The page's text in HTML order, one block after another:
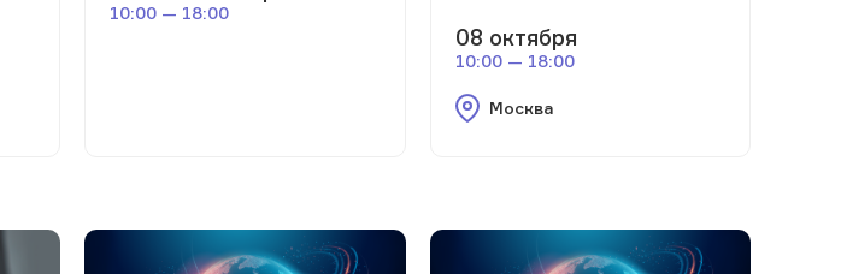
10:00 — 18:00
08 октября
10:00 — 18:00
Москва